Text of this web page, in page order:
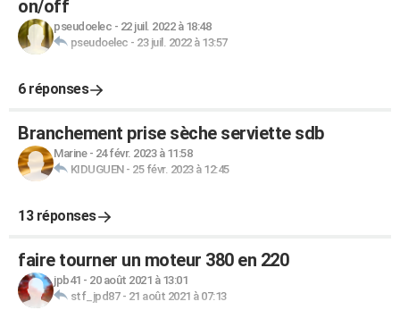
on/off
pseudoelec - 22 juil. 2022 à 18:48
pseudoelec - 23 juil. 2022 à 13:57
6 réponses
Branchement prise sèche serviette sdb
Marine- 24 févr. 2023 à 11:58
KIDUGUEN- 25 févr. 2023 à 12:45
13 réponses
faire tourner un moteur 380 en 220
jpb41 - 20 août 2021 à 13:01
stf_jpd87- 21 août 2021 à 07:13